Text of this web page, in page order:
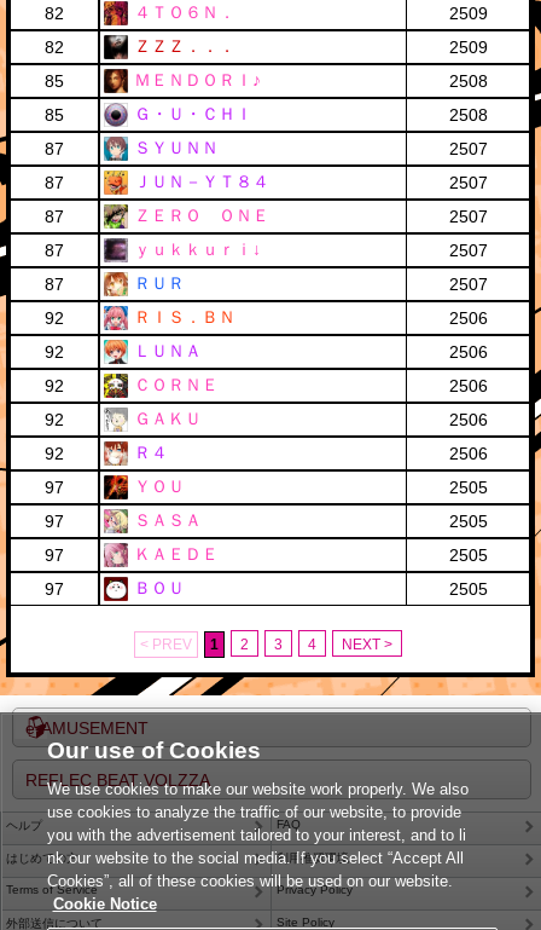
82
４ＴＯ６Ｎ．
2509
82
ＺＺＺ．．．
2509
85
ＭＥＮＤＯＲＩ♪
2508
85
Ｇ・Ｕ・ＣＨＩ
2508
87
ＳＹＵＮＮ
2507
87
ＪＵＮ－ＹＴ８４
2507
87
ＺＥＲＯ ＯＮＥ
2507
87
ｙｕｋｋｕｒｉ↓
2507
87
ＲＵＲ
2507
92
ＲＩＳ．ＢＮ
2506
92
ＬＵＮＡ
2506
92
ＣＯＲＮＥ
2506
92
ＧＡＫＵ
2506
92
Ｒ４
2506
97
ＹＯＵ
2505
97
ＳＡＳＡ
2505
97
ＫＡＥＤＥ
2505
97
ＢＯＵ 2505
< PREV 1 2 3 4 NEXT >
e-AMUSEMENT
REFLEC BEAT VOLZZA
ヘルプ FAQ
はじめての方 利用推奨環境
Terms of Service Privacy Policy
外部送信について Site Policy
Our use of Cookies
We use cookies to make our website work properly. We also
use cookies to analyze the traffic of our website, to provide
you with the advertisement tailored to your interest, and to li
nk our website to the social media. If you select “Accept All
Cookies”, all of these cookies will be used on our website.
Cookie Notice